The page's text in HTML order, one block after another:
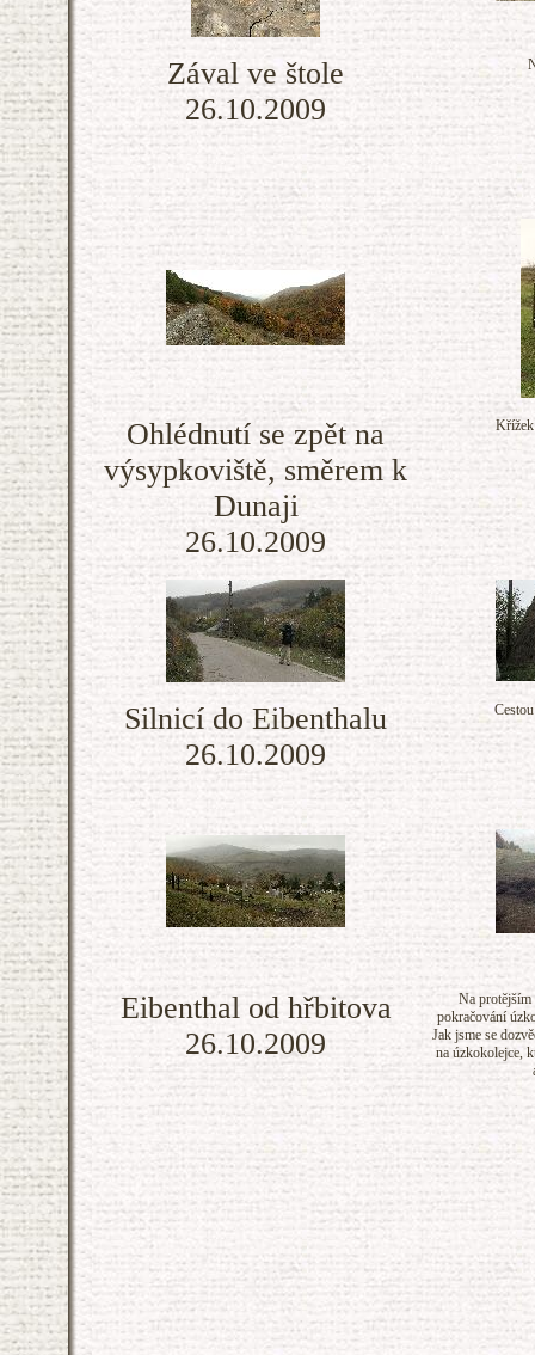
Zával ve štole
26.10.2009
Ohlédnutí se zpět na
výsypkoviště, směrem k
Dunaji
26.10.2009
Křížek
Silnicí do Eibenthalu
26.10.2009
Eibenthal od hřbitova
26.10.2009
Na protějším
pokračování
Jak jsme se
na úzkokolejce,